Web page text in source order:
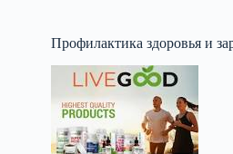
Профилактика здоровья и